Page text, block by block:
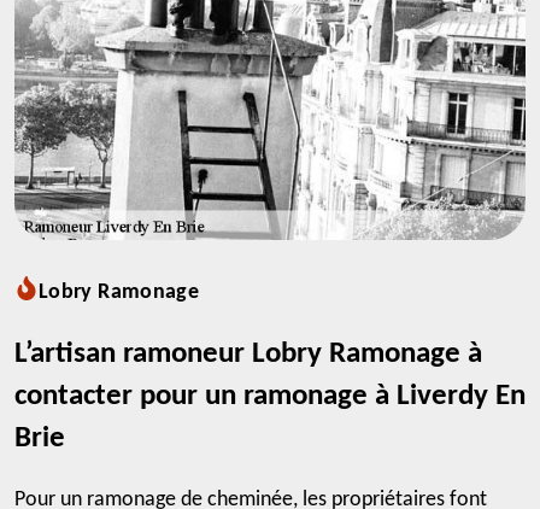
Lobry Ramonage
L’artisan ramoneur Lobry Ramonage à
contacter pour un ramonage à Liverdy En
Brie
Pour un ramonage de cheminée, les propriétaires font